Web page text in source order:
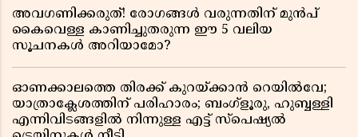
അവഗണിക്കരുത്! രോഗങ്ങൾ വരുന്നതിന് മുൻപ്
കൈവെള്ള കാണിച്ചുതരുന്ന ഈ 5 വലിയ
സൂചനകൾ അറിയാമോ?
ഓണക്കാലത്തെ തിരക്ക് കുറയ്ക്കാൻ റെയിൽവേ;
യാത്രാക്ലേശത്തിന് പരിഹാരം; ബംഗ്ളൂരു, ഹുബ്ബള്ളി
എന്നിവിടങ്ങളിൽ നിന്നുള്ള എട്ട് സ്പെഷ്യൽ